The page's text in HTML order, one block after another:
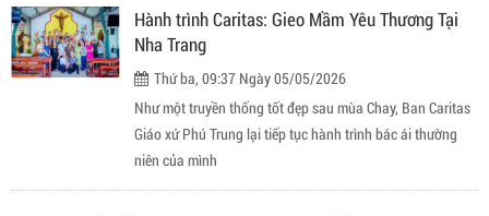
Hành trình Caritas: Gieo Mầm Yêu Thương Tại
Nha Trang
Thứ ba, 09:37 Ngày 05/05/2026
Như một truyền thống tốt đẹp sau mùa Chay, Ban Caritas
Giáo xứ Phú Trung lại tiếp tục hành trình bác ái thường
niên của mình